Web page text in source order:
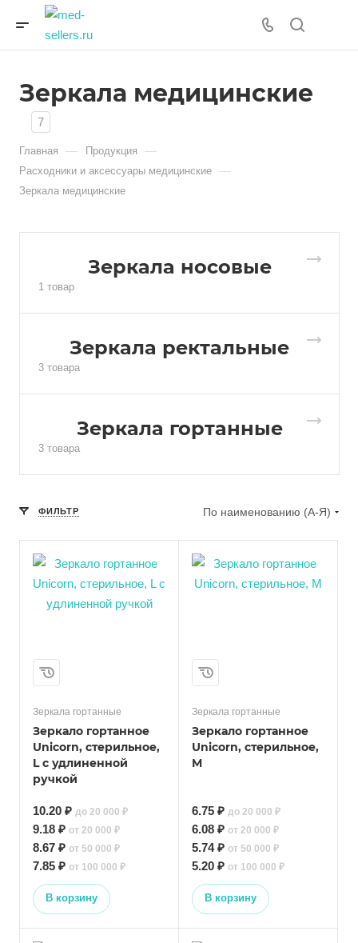
Зеркала медицинские
7
Главная — Продукция —
Расходники и аксессуары медицинские —
Зеркала медицинские
Зеркала носовые
1 товар
Зеркала ректальные
3 товара
Зеркала гортанные
3 товара
ФИЛЬТР По наименованию (А-Я)
Зеркала гортанные
Зеркало гортанное
Unicorn, стерильное,
L с удлиненной
ручкой
10.20 ₽ до 20 000 ₽
9.18 ₽ от 20 000 ₽
8.67 ₽ от 50 000 ₽
7.85 ₽ от 100 000 ₽
В корзину
Зеркала гортанные
Зеркало гортанное
Unicorn, стерильное,
M
6.75 ₽ до 20 000 ₽
6.08 ₽ от 20 000 ₽
5.74 ₽ от 50 000 ₽
5.20 ₽ от 100 000 ₽
В корзину